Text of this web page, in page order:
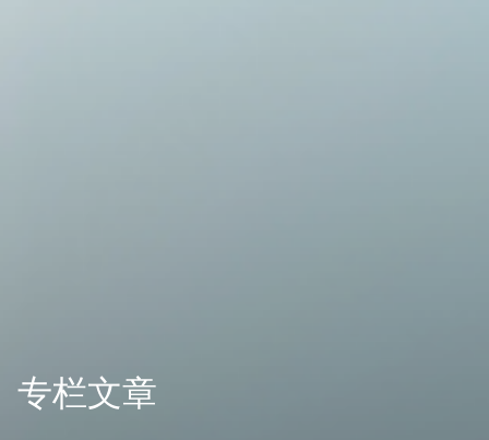
专栏文章